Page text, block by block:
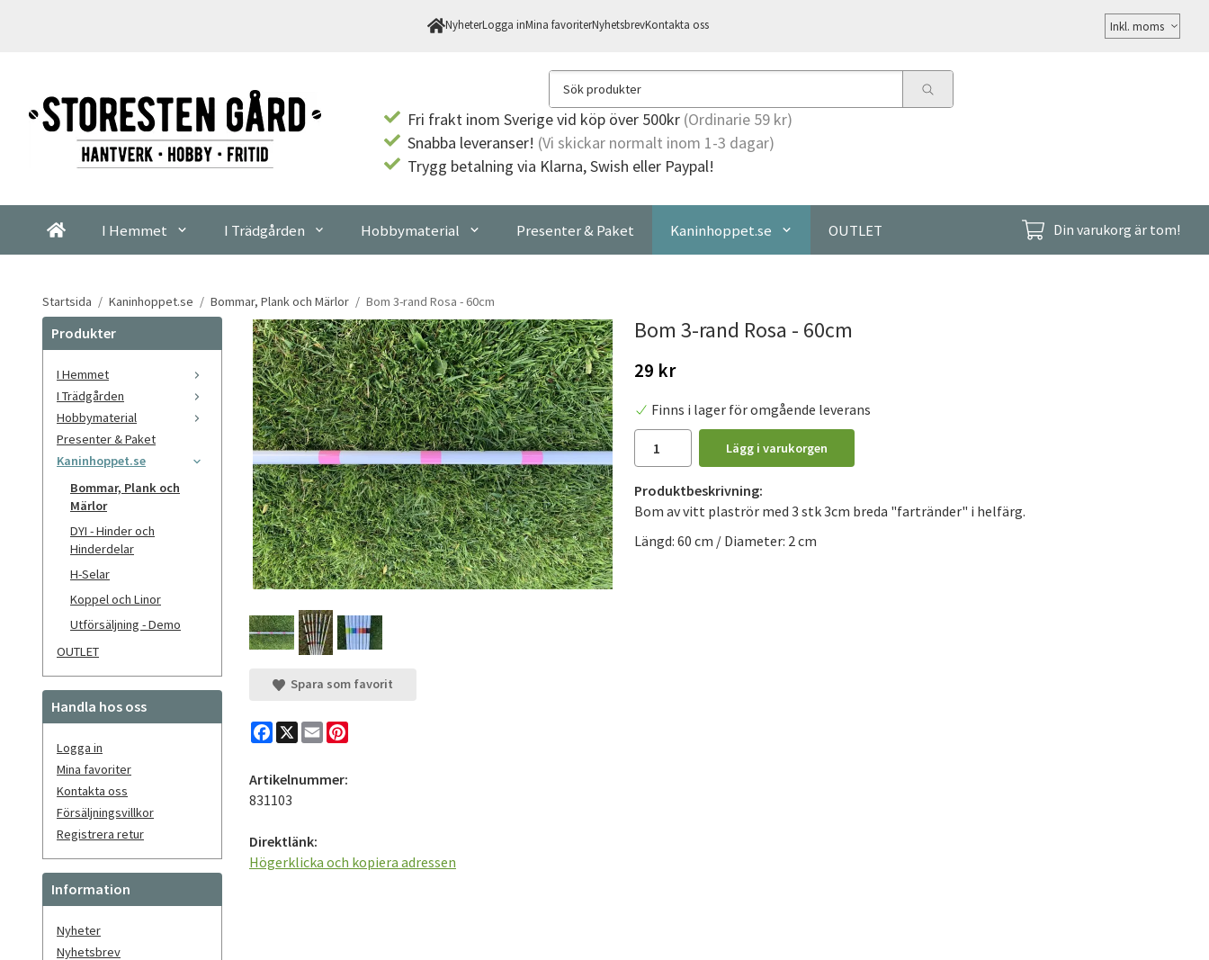
NyheterLogga inMina favoriterNyhetsbrevKontakta oss
Välj
moms
Fri frakt inom Sverige vid köp över 500kr (Ordinarie 59 kr)
Snabba leveranser! (Vi skickar normalt inom 1-3 dagar)
Trygg betalning via Klarna, Swish eller Paypal!
I Hemmet I Trädgården Hobbymaterial Presenter & Paket Kaninhoppet.se OUTLET Din varukorg är tom!
Startsida / Kaninhoppet.se / Bommar, Plank och Märlor / Bom 3-rand Rosa - 60cm
Produkter
I Hemmet
I Trädgården
Hobbymaterial
Presenter & Paket
Kaninhoppet.se
Bommar, Plank och
Märlor
DYI - Hinder och
Hinderdelar
H-Selar
Koppel och Linor
Utförsäljning - Demo
OUTLET
Handla hos oss
Logga in
Mina favoriter
Kontakta oss
Försäljningsvillkor
Registrera retur
Information
Nyheter
Nyhetsbrev
Bom 3-rand Rosa - 60cm
29 kr
Finns i lager för omgående leverans
Lägg i varukorgen
Produktbeskrivning:
Bom av vitt plaströr med 3 stk 3cm breda "fartränder" i helfärg.
Längd: 60 cm / Diameter: 2 cm
Spara som favorit
Facebook
X Email
Artikelnummer:
831103
Direktlänk:
Högerklicka och kopiera adressen